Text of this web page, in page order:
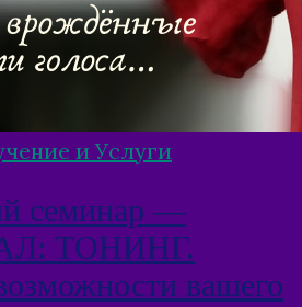
и Услуги
семинар —
ТОНИНГ.
вашего